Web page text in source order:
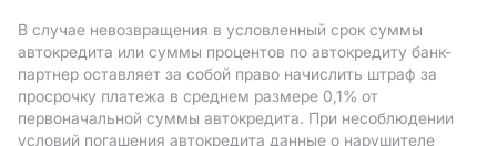
В случае невозвращения в условленный срок суммы
автокредита или суммы процентов по автокредиту банк-
партнер оставляет за собой право начислить штраф за
просрочку платежа в среднем размере 0,1% от
первоначальной суммы автокредита. При несоблюдении
условий погашения автокредита данные о нарушителе